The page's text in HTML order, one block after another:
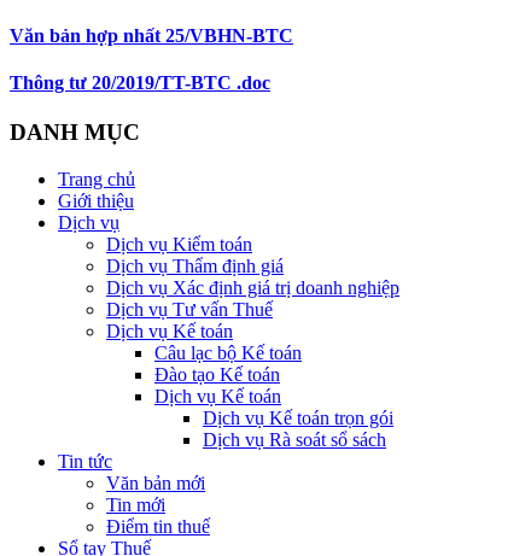
Văn bản hợp nhất 25/VBHN-BTC
Thông tư 20/2019/TT-BTC .doc
DANH MỤC
Trang chủ
Giới thiệu
Dịch vụ
Dịch vụ Kiểm toán
Dịch vụ Thẩm định giá
Dịch vụ Xác định giá trị doanh nghiệp
Dịch vụ Tư vấn Thuế
Dịch vụ Kế toán
Câu lạc bộ Kế toán
Đào tạo Kế toán
Dịch vụ Kế toán
Dịch vụ Kế toán trọn gói
Dịch vụ Rà soát sổ sách
Tin tức
Văn bản mới
Tin mới
Điểm tin thuế
Sổ tay Thuế